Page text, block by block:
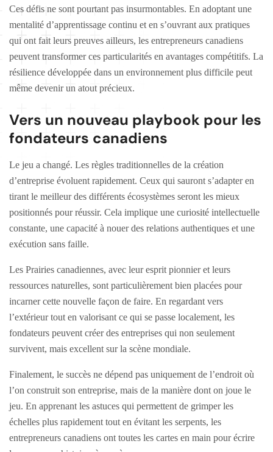
Ces défis ne sont pourtant pas insurmontables. En adoptant une
mentalité d’apprentissage continu et en s’ouvrant aux pratiques
qui ont fait leurs preuves ailleurs, les entrepreneurs canadiens
peuvent transformer ces particularités en avantages compétitifs. La
résilience développée dans un environnement plus difficile peut
même devenir un atout précieux.
Vers un nouveau playbook pour les
fondateurs canadiens
Le jeu a changé. Les règles traditionnelles de la création
d’entreprise évoluent rapidement. Ceux qui sauront s’adapter en
tirant le meilleur des différents écosystèmes seront les mieux
positionnés pour réussir. Cela implique une curiosité intellectuelle
constante, une capacité à nouer des relations authentiques et une
exécution sans faille.
Les Prairies canadiennes, avec leur esprit pionnier et leurs
ressources naturelles, sont particulièrement bien placées pour
incarner cette nouvelle façon de faire. En regardant vers
l’extérieur tout en valorisant ce qui se passe localement, les
fondateurs peuvent créer des entreprises qui non seulement
survivent, mais excellent sur la scène mondiale.
Finalement, le succès ne dépend pas uniquement de l’endroit où
l’on construit son entreprise, mais de la manière dont on joue le
jeu. En apprenant les astuces qui permettent de grimper les
échelles plus rapidement tout en évitant les serpents, les
entrepreneurs canadiens ont toutes les cartes en main pour écrire